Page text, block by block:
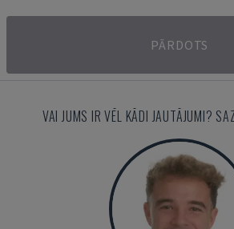
PĀRDOTS
VAI JUMS IR VĒL KĀDI JAUTĀJUMI?